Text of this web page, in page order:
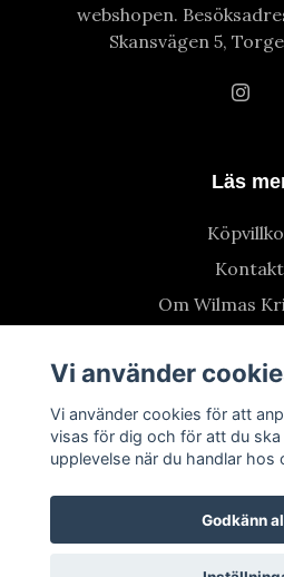
webshopen.
Skansvägen 5,
Läs
Kontakt
Om Wilmas
Vi använder
Vi använder cookies för att
visas för dig och för att du
upplevelse när du handlar hos
Godkänn